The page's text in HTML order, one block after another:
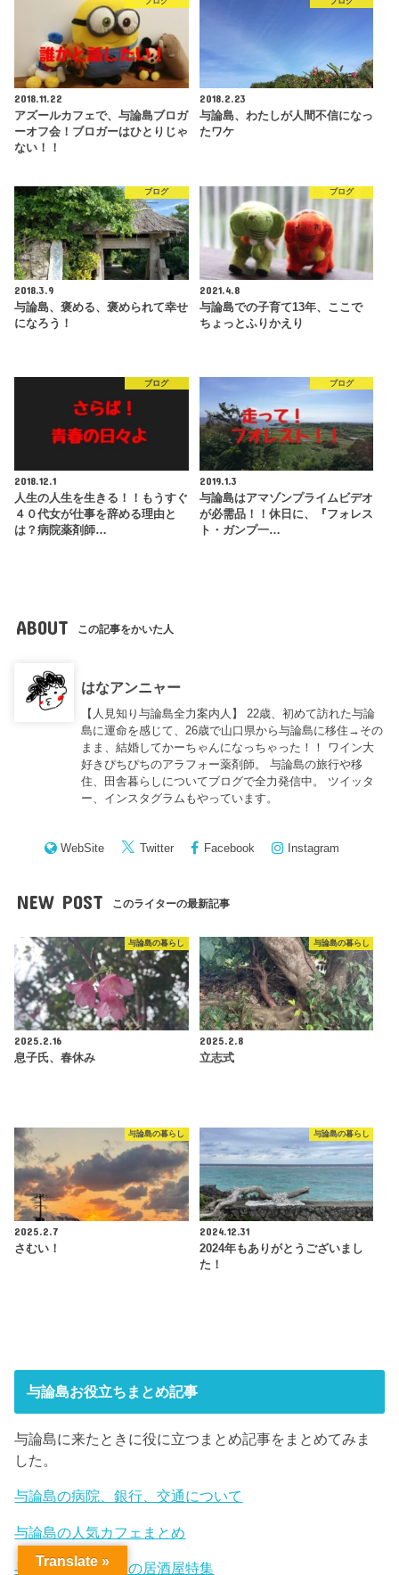
2018.11.22
アズールカフェで、与論島ブロガ
ーオフ会！ブロガーはひとりじゃ
ない！！
2018.2.23
与論島、わたしが人間不信になっ
たワケ
ブログ
2018.3.9
与論島、褒める、褒められて幸せ
になろう！
ブログ
2021.4.8
与論島での子育て13年、ここで
ちょっとふりかえり
ブログ
2018.12.1
人生の人生を生きる！！もうすぐ
４０代女が仕事を辞める理由と
は？病院薬剤師…
ブログ
2019.1.3
与論島はアマゾンプライムビデオ
が必需品！！休日に、『フォレス
ト・ガンプ一…
ABOUT この記事をかいた人
はなアンニャー
【人見知り与論島全力案内人】 22歳、初めて訪れた与論
島に運命を感じて、26歳で山口県から与論島に移住→その
まま、結婚してかーちゃんになっちゃった！！ ワイン大
好きぴちぴちのアラフォー薬剤師。 与論島の旅行や移
住、田舎暮らしについてブログで全力発信中。 ツイッタ
ー、インスタグラムもやっています。
WebSite Twitter Facebook Instagram
NEW POST このライターの最新記事
与論島の暮らし
2025.2.16
息子氏、春休み
与論島の暮らし
2025.2.8
立志式
与論島の暮らし
2025.2.7
さむい！
与論島の暮らし
2024.12.31
2024年もありがとうございまし
た！
与論島お役立ちまとめ記事
与論島に来たときに役に立つまとめ記事をまとめてみま
した。
与論島の病院、銀行、交通について
与論島の人気カフェまとめ
与論島のおすすめの居酒屋特集
Translate »